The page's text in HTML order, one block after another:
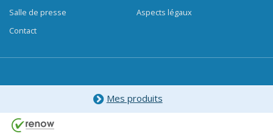
Salle de presse
Contact
Aspects légaux
Mes produits